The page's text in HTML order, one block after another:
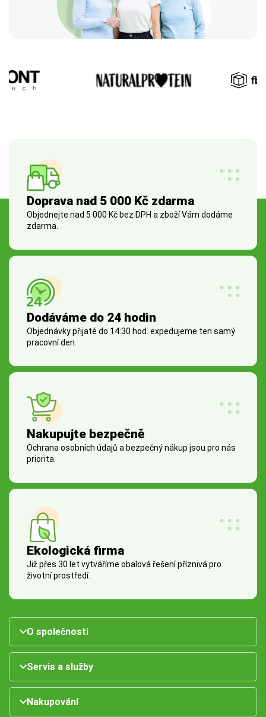
Doprava nad 5 000 Kč zdarma
Objednejte nad 5 000 Kč bez DPH a zboží Vám dodáme
zdarma.
Dodáváme do 24 hodin
Objednávky přijaté do 14:30 hod. expedujeme ten samý
pracovní den.
Nakupujte bezpečně
Ochrana osobních údajů a bezpečný nákup jsou pro nás
priorita.
Ekologická firma
Již přes 30 let vytváříme obalová řešení příznivá pro
životní prostředí.
O společnosti
Servis a služby
Nakupování